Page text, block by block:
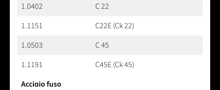
1.0402
C 22
1.1151
C22E (Ck 22)
1.0503
C 45
1.1191
C45E (Ck 45)
Acciaio fuso